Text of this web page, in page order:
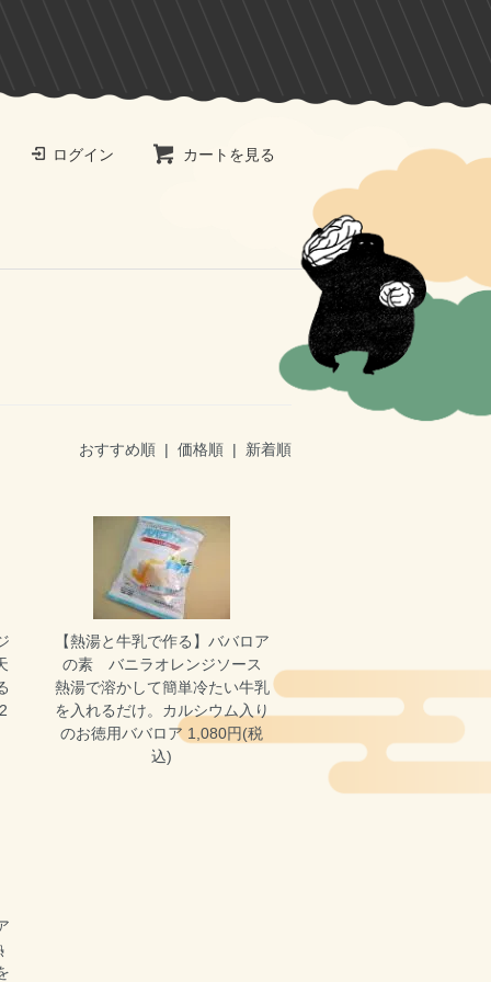
ログイン カートを見る
おすすめ順 | 価格順 | 新着順
【熱湯と牛乳で作る】ババロア
の素 バニラオレンジソース
熱湯で溶かして簡単冷たい牛乳
を入れるだけ。カルシウム入り
のお徳用ババロア 1,080円(税
込)